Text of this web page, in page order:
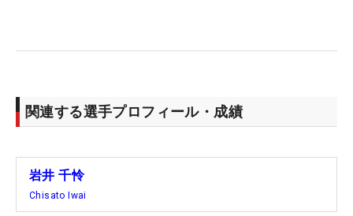
今季の目標は「複数回優勝」。最高のスタートダッ
シュを切った21歳のさらなる飛躍が楽しみだ。
関連する選手プロフィール・成績
岩井 千怜
Chisato Iwai